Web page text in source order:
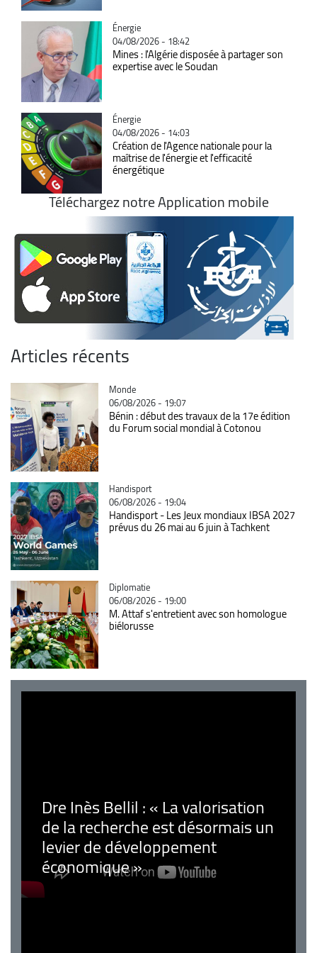
Catégorie
Énergie
04/08/2026 - 18:42
Mines : l'Algérie disposée à partager son
expertise avec le Soudan
Catégorie
Énergie
04/08/2026 - 14:03
Création de l'Agence nationale pour la
maîtrise de l'énergie et l'efficacité
énergétique
Téléchargez notre Application mobile
Articles récents
Catégorie
Monde
06/08/2026 - 19:07
Bénin : début des travaux de la 17e édition
du Forum social mondial à Cotonou
Catégorie
Handisport
06/08/2026 - 19:04
Handisport - Les Jeux mondiaux IBSA 2027
prévus du 26 mai au 6 juin à Tachkent
Catégorie
Diplomatie
06/08/2026 - 19:00
M. Attaf s'entretient avec son homologue
biélorusse
Dre Inès Bellil : « La valorisation
de la recherche est désormais un
levier de développement
économique »